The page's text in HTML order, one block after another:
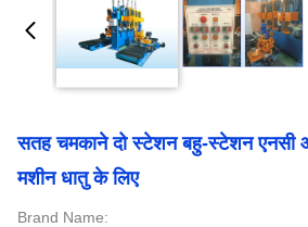
सतह चमकाने दो स्टेशन बहु-स्टेशन एनसी
मशीन धातु के लिए
Brand Name: